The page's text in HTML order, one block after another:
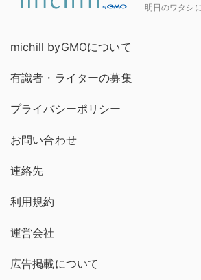
明日のワタシ
michill byGMOについて
有識者・ライターの募集
プライバシーポリシー
お問い合わせ
連絡先
利用規約
運営会社
広告掲載について